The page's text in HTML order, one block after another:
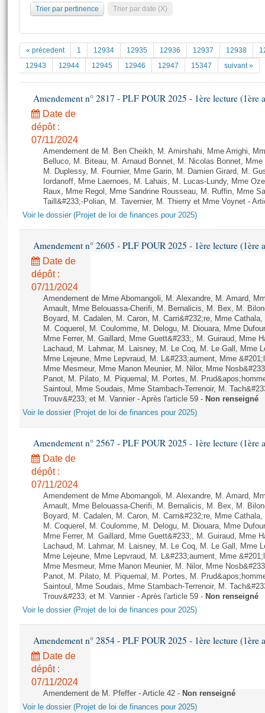
Pétitions
Documents parlementaires
Projets de loi
Propositions de loi
Amendements
Textes adoptés
Rapports d'information
Rapports d'enquête
Rapports législatifs
Rapports sur l'application des lois
Baromètre de l’application des lois
Budget et sécurité sociale
Questions écrites et orales
Comptes rendus des débats
Statistiques et chiffres clés
Documents de référence
( Constitution | Règlement de l'Assemblée ... )
Histoire
Juniors
Anciennes législatures
Liens vers les sites publics
La Bibliothèque
Les archives
Photos libres de droit
Trier par pertinence Trier par date (X)
« précedent 1 12934 12935 12936 12937 12938
12943
12944 12945 12946 12947 15347 suivant »
Amendement n° 2817 - PLF POUR 2025 - 1ère lecture (1ère
Date de
dépôt :
07/11/2024
Amendement de M. Ben Cheikh, M. Amirshahi, Mme Arrighi,
Belluco, M. Biteau, M. Arnaud Bonnet, M. Nicolas Bonnet,
M. Duplessy, M. Fournier, Mme Garin, M. Damien Girard, M.
Iordanoff, Mme Laernoes, M. Lahais, M. Lucas-Lundy, Mme
Raux, Mme Regol, Mme Sandrine Rousseau, M. Ruffin, Mme
Taill&#233;-Polian, M. Tavernier, M. Thierry et Mme Voynet -
Voir le dossier (Projet de loi de finances pour 2025)
Amendement n° 2605 - PLF POUR 2025 - 1ère lecture (1ère
Date de
dépôt :
07/11/2024
Amendement de Mme Abomangoli, M. Alexandre, M. Amard,
Arnault, Mme Belouassa-Cherifi, M. Bernalicis, M. Bex, M.
Boyard, M. Cadalen, M. Caron, M. Carri&#232;re, Mme
M. Coquerel, M. Coulomme, M. Delogu, M. Diouara, Mme
Mme Ferrer, M. Gaillard, Mme Guett&#233;, M. Guiraud, Mme
Lachaud, M. Lahmar, M. Laisney, M. Le Coq, M. Le Gall, Mme
Mme Lejeune, Mme Lepvraud, M. L&#233;aument, Mme
Mme Mesmeur, Mme Manon Meunier, M. Nilor, Mme
Panot, M. Pilato, M. Piquemal, M. Portes, M.
Saintoul, Mme Soudais, Mme Stambach-Terrenoir, M.
Trouv&#233; et M. Vannier - Après l'article 59 - Non renseigné
Voir le dossier (Projet de loi de finances pour 2025)
Amendement n° 2567 - PLF POUR 2025 - 1ère lecture (1ère
Date de
dépôt :
07/11/2024
Amendement de Mme Abomangoli, M. Alexandre, M. Amard,
Arnault, Mme Belouassa-Cherifi, M. Bernalicis, M. Bex, M.
Boyard, M. Cadalen, M. Caron, M. Carri&#232;re, Mme
M. Coquerel, M. Coulomme, M. Delogu, M. Diouara, Mme
Mme Ferrer, M. Gaillard, Mme Guett&#233;, M. Guiraud, Mme
Lachaud, M. Lahmar, M. Laisney, M. Le Coq, M. Le Gall, Mme
Mme Lejeune, Mme Lepvraud, M. L&#233;aument, Mme
Mme Mesmeur, Mme Manon Meunier, M. Nilor, Mme
Panot, M. Pilato, M. Piquemal, M. Portes, M.
Saintoul, Mme Soudais, Mme Stambach-Terrenoir, M.
Trouv&#233; et M. Vannier - Après l'article 59 - Non renseigné
Voir le dossier (Projet de loi de finances pour 2025)
Amendement n° 2854 - PLF POUR 2025 - 1ère lecture (1ère
Date de
dépôt :
07/11/2024
Amendement de M. Pfeffer - Article 42 - Non renseigné
Voir le dossier (Projet de loi de finances pour 2025)